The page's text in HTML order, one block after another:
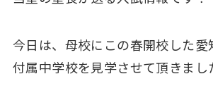
今日は、母校にこの春開校した
付属中学校を見学させて頂きまし